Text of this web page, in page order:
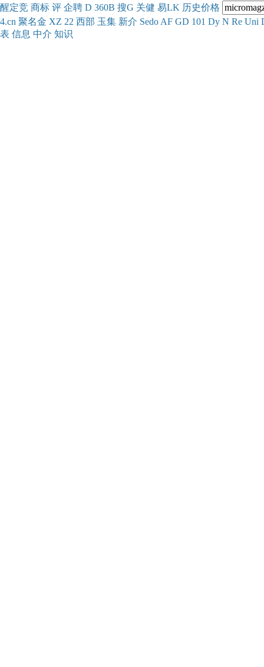
醒定竞 商标 评 企聘 D 360B 搜G 关健 易LK 历史价格
4.cn 聚名金 XZ 22 西部 玉集 新介 Sedo AF GD 101 Dy N Re Uni
表 信息 中介 知识